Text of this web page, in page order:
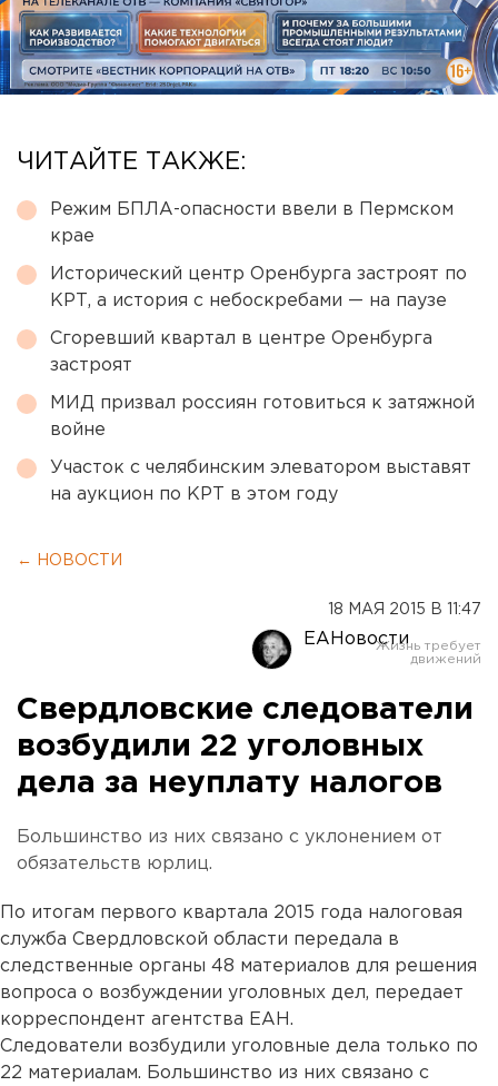
ЧИТАЙТЕ ТАКЖЕ:
Режим БПЛА-опасности ввели в Пермском
крае
Исторический центр Оренбурга застроят по
КРТ, а история с небоскребами — на паузе
Сгоревший квартал в центре Оренбурга
застроят
МИД призвал россиян готовиться к затяжной
войне
Участок с челябинским элеватором выставят
на аукцион по КРТ в этом году
← НОВОСТИ
18 МАЯ 2015 В 11:47
ЕАНовости
Свердловские следователи
возбудили 22 уголовных
дела за неуплату налогов
Большинство из них связано с уклонением от
обязательств юрлиц.
По итогам первого квартала 2015 года налоговая
служба Свердловской области передала в
следственные органы 48 материалов для решения
вопроса о возбуждении уголовных дел, передает
корреспондент агентства ЕАН.
Следователи возбудили уголовные дела только по
22 материалам. Большинство из них связано с